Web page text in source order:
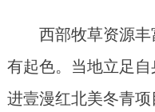
西部牧草资源
有起色。当地立足
进壹漫红北美冬青